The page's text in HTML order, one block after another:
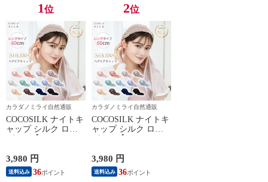
1位
カラダノミライ自然通販
COCOSILK ナイトキ
ャップ シルク ロン
60cm】ナイトキャッ
プ ロング 筒 シルク
100％ 筒状 6A シル
3,980 円
送料込み 36
2位
カラダノミライ自然通販
COCOSILK ナイトキ
ャップ シルク ロン
60cm】ナイトキャッ
プ ロング 筒 シルク
100％ 筒状 6A シル
3,980 円
送料込み 36